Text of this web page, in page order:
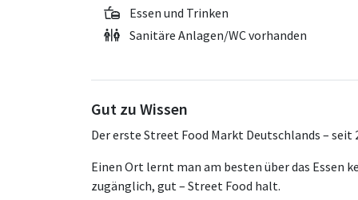
Essen und Trinken
Sanitäre Anlagen/WC vorhanden
Gut zu Wissen
Der erste Street Food Markt Deutschlands –
Einen Ort lernt man am besten über das Essen
zugänglich, gut – Street Food halt.